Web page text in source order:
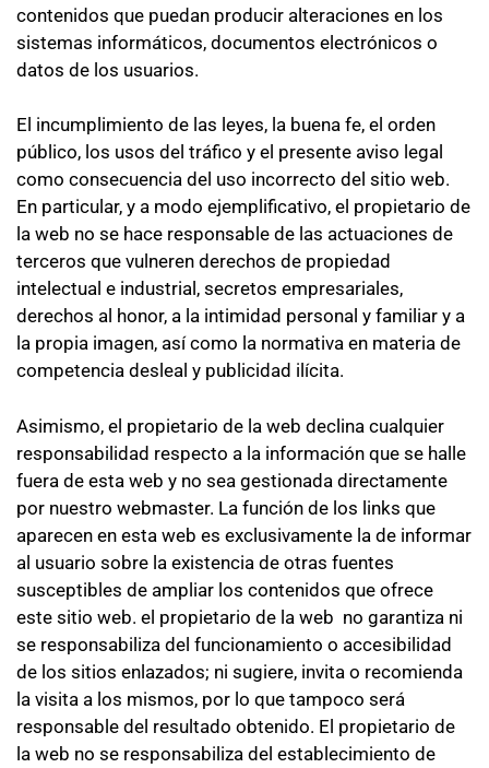
contenidos que puedan producir alteraciones en los
sistemas informáticos, documentos electrónicos o
datos de los usuarios.
El incumplimiento de las leyes, la buena fe, el orden
público, los usos del tráfico y el presente aviso legal
como consecuencia del uso incorrecto del sitio web.
En particular, y a modo ejemplificativo, el propietario de
la web no se hace responsable de las actuaciones de
terceros que vulneren derechos de propiedad
intelectual e industrial, secretos empresariales,
derechos al honor, a la intimidad personal y familiar y a
la propia imagen, así como la normativa en materia de
competencia desleal y publicidad ilícita.
Asimismo, el propietario de la web declina cualquier
responsabilidad respecto a la información que se halle
fuera de esta web y no sea gestionada directamente
por nuestro webmaster. La función de los links que
aparecen en esta web es exclusivamente la de informar
al usuario sobre la existencia de otras fuentes
susceptibles de ampliar los contenidos que ofrece
este sitio web. el propietario de la web no garantiza ni
se responsabiliza del funcionamiento o accesibilidad
de los sitios enlazados; ni sugiere, invita o recomienda
la visita a los mismos, por lo que tampoco será
responsable del resultado obtenido. El propietario de
la web no se responsabiliza del establecimiento de